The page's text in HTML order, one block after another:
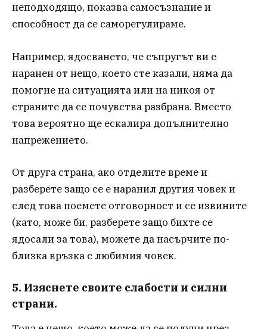
неподходящо, показва самосъзнание и
способност да се саморегулираме.
Например, ядосването, че съпругът ви е
наранен от нещо, което сте казали, няма да
помогне на ситуацията или на никоя от
страните да се почувства разбрана. Вместо
това вероятно ще ескалира допълнително
напрежението.
От друга страна, ако отделите време и
разберете защо се е наранил другия човек и
след това поемете отговорност и се извините
(като, може би, разберете защо бихте се
ядосали за това), можете да насърчите по-
близка връзка с любимия човек.
5. Изяснете своите слабости и силни
страни.